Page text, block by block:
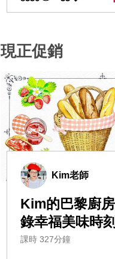
現正促銷
Kim老師
Kim的巴黎廚
錄幸福美味時刻
課時 327分鐘